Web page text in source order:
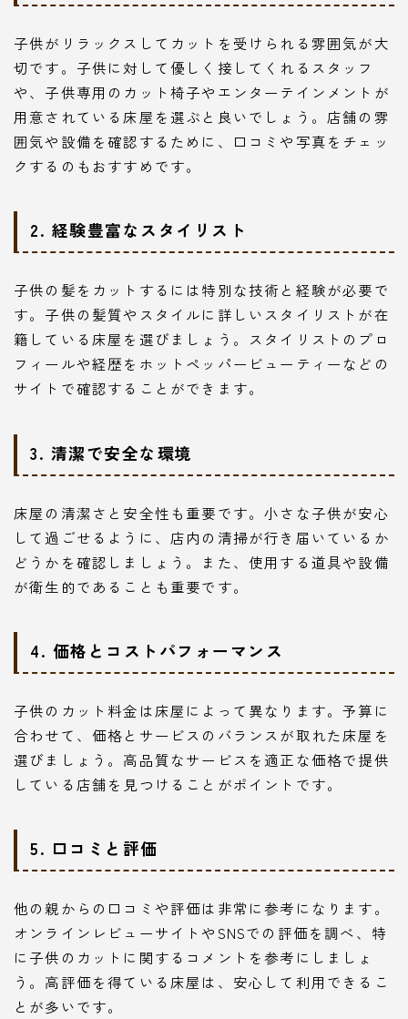
子供がリラックスしてカットを受けられる雰囲気が大
切です。子供に対して優しく接してくれるスタッフ
や、子供専用のカット椅子やエンターテインメントが
用意されている床屋を選ぶと良いでしょう。店舗の雰
囲気や設備を確認するために、口コミや写真をチェッ
クするのもおすすめです。
2. 経験豊富なスタイリスト
子供の髪をカットするには特別な技術と経験が必要で
す。子供の髪質やスタイルに詳しいスタイリストが在
籍している床屋を選びましょう。スタイリストのプロ
フィールや経歴をホットペッパービューティーなどの
サイトで確認することができます。
3. 清潔で安全な環境
床屋の清潔さと安全性も重要です。小さな子供が安心
して過ごせるように、店内の清掃が行き届いているか
どうかを確認しましょう。また、使用する道具や設備
が衛生的であることも重要です。
4. 価格とコストパフォーマンス
子供のカット料金は床屋によって異なります。予算に
合わせて、価格とサービスのバランスが取れた床屋を
選びましょう。高品質なサービスを適正な価格で提供
している店舗を見つけることがポイントです。
5. 口コミと評価
他の親からの口コミや評価は非常に参考になります。
オンラインレビューサイトやSNSでの評価を調べ、特
に子供のカットに関するコメントを参考にしましょ
う。高評価を得ている床屋は、安心して利用できるこ
とが多いです。